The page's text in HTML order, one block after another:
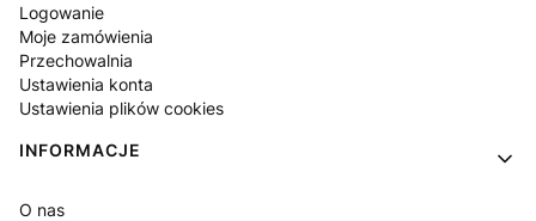
Logowanie
Moje zamówienia
Przechowalnia
Ustawienia konta
Ustawienia plików cookies
INFORMACJE
O nas